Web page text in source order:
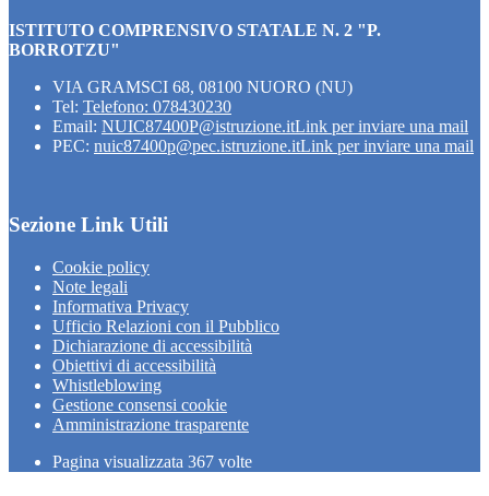
ISTITUTO COMPRENSIVO STATALE N. 2 "P.
BORROTZU"
VIA GRAMSCI 68, 08100 NUORO (NU)
Tel: Telefono: 078430230
Email: NUIC87400P@istruzione.itLink per inviare una mail
PEC: nuic87400p@pec.istruzione.itLink per inviare una mail
Sezione Link Utili
Cookie policy
Note legali
Informativa Privacy
Ufficio Relazioni con il Pubblico
Dichiarazione di accessibilità
Obiettivi di accessibilità
Whistleblowing
Gestione consensi cookie
Amministrazione trasparente
Pagina visualizzata 367 volte